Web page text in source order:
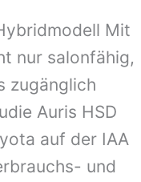
Mit
nur salonfähig,
zugänglich
Auris HSD
auf der IAA
und